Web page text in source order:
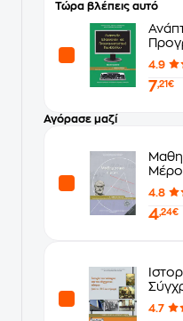
Τώρα βλέπεις αυτό
Γ'
4.9
7,21€
Αγόρασε μαζί
4.8
4,24€
(22-
4.7